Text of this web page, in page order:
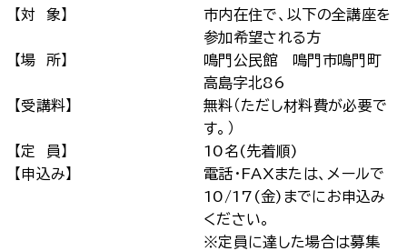
【対 象】
市内在住で、以下の全講座を
参加希望される方
【場 所】
鳴門公民館 鳴門市鳴門町
高島字北86
【受講料】
無料（ただし材料費が必要で
す。）
【定 員】
10名(先着順)
【申込み】
電話・FAXまたは、メールで
10/17(金)までにお申込み
ください。
※定員に達した場合は募集